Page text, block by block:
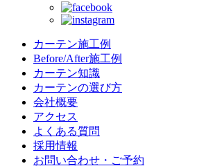
カーテン施工例
Before/After施工例
カーテン知識
カーテンの選び方
会社概要
アクセス
よくある質問
採用情報
お問い合わせ・ご予約